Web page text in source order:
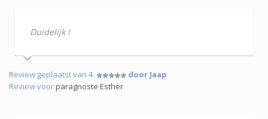
Duidelijk !
Review geplaatst van 4
door Jaap
Review voorparagnoste Esther